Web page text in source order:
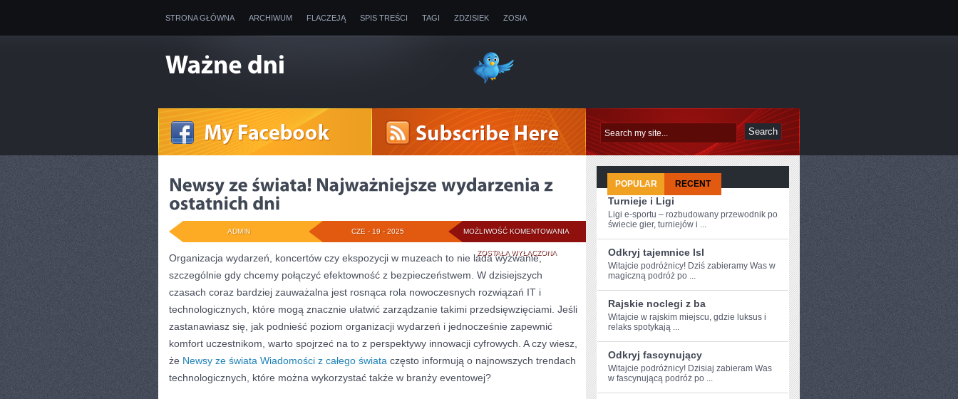
STRONA GŁÓWNA ARCHIWUM FLACZEJĄ SPIS TREŚCI TAGI ZDZISIEK ZOSIA
MOŻLIWOŚĆ KOMENTOWANIA NEWSY
ŚWIATA!
NAJWAŻNIEJSZE
WYDARZENIA
OSTATNICH
ZOSTAŁA WYŁĄCZONA
CZE - 19 - 2025
ADMIN
Organizacja wydarzeń, koncertów czy ekspozycji w muzeach to nie lada wyzwanie,
szczególnie gdy chcemy połączyć efektowność z bezpieczeństwem. W dzisiejszych
czasach coraz bardziej zauważalna jest rosnąca rola nowoczesnych rozwiązań IT i
technologicznych, które mogą znacznie ułatwić zarządzanie takimi przedsięwzięciami. Jeśli
zastanawiasz się, jak podnieść poziom organizacji wydarzeń i jednocześnie zapewnić
komfort uczestnikom, warto spojrzeć na to z perspektywy innowacji cyfrowych. A czy wiesz,
że Newsy ze świata Wiadomości z całego świata często informują o najnowszych trendach
technologicznych, które można wykorzystać także w branży eventowej?
POPULAR RECENT
Turnieje i Ligi
Ligi e-sportu – rozbudowany przewodnik po
świecie gier, turniejów i ...
Odkryj tajemnice Isl
Witajcie‍ podróżnicy! Dziś ⁣zabieramy⁢ Was w
magiczną podróż po ...
Rajskie noclegi z ba
Witajcie⁣ w rajskim miejscu, gdzie luksus i
relaks spotykają⁤ ...
Odkryj fascynujący
Witajcie podróżnicy! Dzisiaj zabieram Was
w fascynującą podróż po‌ ...